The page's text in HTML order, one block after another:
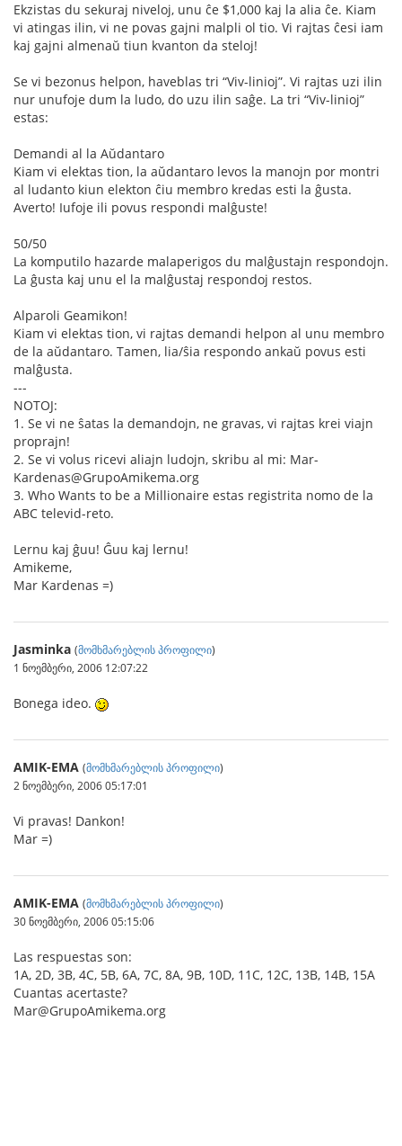
Ekzistas du sekuraj niveloj, unu ĉe $1,000 kaj la alia ĉe. Kiam
vi atingas ilin, vi ne povas gajni malpli ol tio. Vi rajtas ĉesi iam
kaj gajni almenaŭ tiun kvanton da steloj!
Se vi bezonus helpon, haveblas tri “Viv-linioj”. Vi rajtas uzi ilin
nur unufoje dum la ludo, do uzu ilin saĝe. La tri “Viv-linioj”
estas:
Demandi al la Aŭdantaro
Kiam vi elektas tion, la aŭdantaro levos la manojn por montri
al ludanto kiun elekton ĉiu membro kredas esti la ĝusta.
Averto! Iufoje ili povus respondi malĝuste!
50/50
La komputilo hazarde malaperigos du malĝustajn respondojn.
La ĝusta kaj unu el la malĝustaj respondoj restos.
Alparoli Geamikon!
Kiam vi elektas tion, vi rajtas demandi helpon al unu membro
de la aŭdantaro. Tamen, lia/ŝia respondo ankaŭ povus esti
malĝusta.
---
NOTOJ:
1. Se vi ne ŝatas la demandojn, ne gravas, vi rajtas krei viajn
proprajn!
2. Se vi volus ricevi aliajn ludojn, skribu al mi: Mar-
Kardenas@GrupoAmikema.org
3. Who Wants to be a Millionaire estas registrita nomo de la
ABC televid-reto.
Lernu kaj ĝuu! Ĝuu kaj lernu!
Amikeme,
Mar Kardenas =)
Jasminka (მომხმარებლის პროფილი)
1 ნოემბერი, 2006 12:07:22
Bonega ideo.
AMIK-EMA (მომხმარებლის პროფილი)
2 ნოემბერი, 2006 05:17:01
Vi pravas! Dankon!
Mar =)
AMIK-EMA (მომხმარებლის პროფილი)
30 ნოემბერი, 2006 05:15:06
Las respuestas son:
1A, 2D, 3B, 4C, 5B, 6A, 7C, 8A, 9B, 10D, 11C, 12C, 13B, 14B, 15A
Cuantas acertaste?
Mar@GrupoAmikema.org